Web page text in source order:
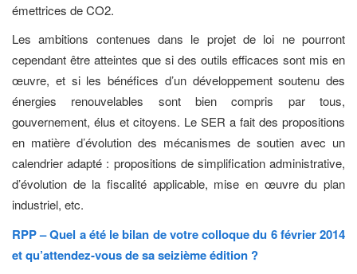
émettrices de CO2.
Les ambitions contenues dans le projet de loi ne pourront
cependant être atteintes que si des outils efficaces sont mis en
œuvre, et si les bénéfices d’un développement soutenu des
énergies renouvelables sont bien compris par tous,
gouvernement, élus et citoyens. Le SER a fait des propositions
en matière d’évolution des mécanismes de soutien avec un
calendrier adapté : propositions de simplification administrative,
d’évolution de la fiscalité applicable, mise en œuvre du plan
industriel, etc.
RPP – Quel a été le bilan de votre colloque du 6 février 2014
et qu’attendez-vous de sa seizième édition ?